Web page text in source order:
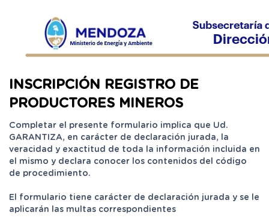
INSCRIPCIÓN REGISTRO DE
PRODUCTORES MINEROS
Completar el presente formulario implica que Ud.
GARANTIZA, en carácter de declaración jurada, la
veracidad y exactitud de toda la información incluida en
el mismo y declara conocer los contenidos del código
de procedimiento.
El formulario tiene carácter de declaración jurada y se le
aplicarán las multas correspondientes